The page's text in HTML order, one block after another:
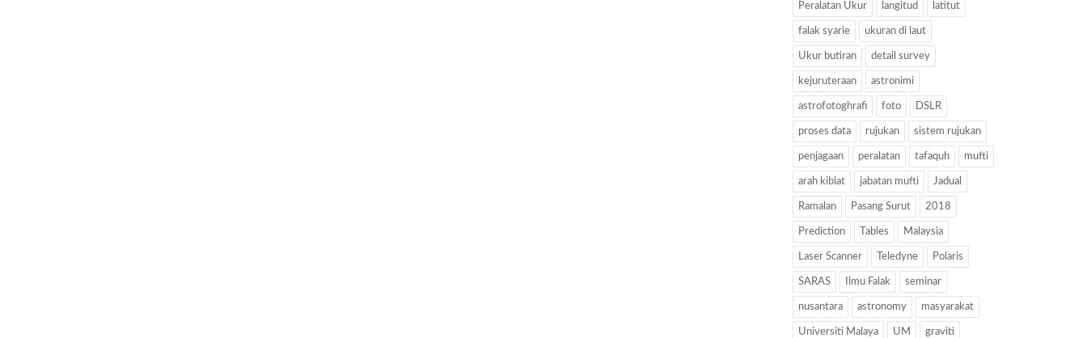
Peralatan Ukur langitud latitut
falak syarie ukuran di laut
Ukur butiran detail survey
kejuruteraan astronimi
astrofotoghrafi foto DSLR
proses data rujukan sistem rujukan
penjagaan peralatan tafaquh mufti
arah kiblat jabatan mufti Jadual
Ramalan Pasang Surut 2018
Prediction Tables Malaysia
Laser Scanner Teledyne Polaris
SARAS Ilmu Falak seminar
nusantara astronomy masyarakat
Universiti Malaya UM graviti